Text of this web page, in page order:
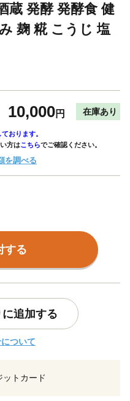
蔵 発酵 発酵食 健
麹 糀 こうじ 塩
10,000円 在庫あり
おります。
方はこちらでご確認ください。
を調べる
する
追加する
ついて
ットカード